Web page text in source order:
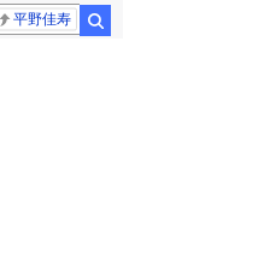
平野佳寿